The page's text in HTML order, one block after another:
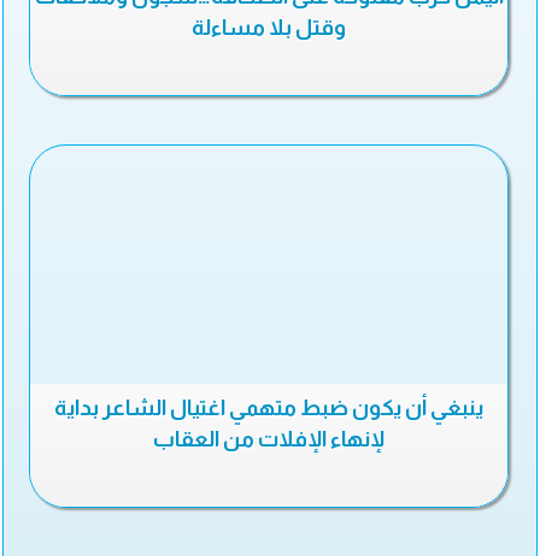
وقتل بلا مساءلة
ينبغي أن يكون ضبط متهمي اغتيال الشاعر بداية
لإنهاء الإفلات من العقاب